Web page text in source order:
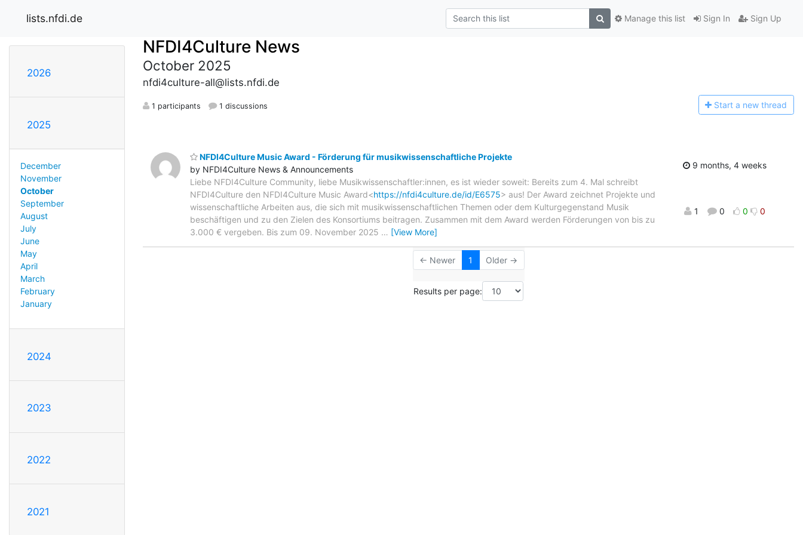
lists.nfdi.de Sign In Sign Up
Manage this list
2026
2025
December
November
October
September
August
July
June
May
April
March
February
January
2024
2023
2022
2021
NFDI4Culture News
October 2025
nfdi4culture-all@lists.nfdi.de
1 participants 1 discussions Start a new thread
NFDI4Culture Music Award - Förderung für musikwissenschaftliche Projekte
by NFDI4Culture News & Announcements
Liebe NFDI4Culture Community, liebe Musikwissenschaftler:innen, es ist wieder soweit: Bereits zum 4. Mal schreibt
NFDI4Culture den NFDI4Culture Music Award<https://nfdi4culture.de/id/E6575> aus! Der Award zeichnet Projekte und
wissenschaftliche Arbeiten aus, die sich mit musikwissenschaftlichen Themen oder dem Kulturgegenstand Musik
beschäftigen und zu den Zielen des Konsortiums beitragen. Zusammen mit dem Award werden Förderungen von bis zu
3.000 € vergeben. Bis zum 09. November 2025 … [View More]
9 months, 4 weeks
1 0 0 0
← Newer 1 Older →
Results per page: